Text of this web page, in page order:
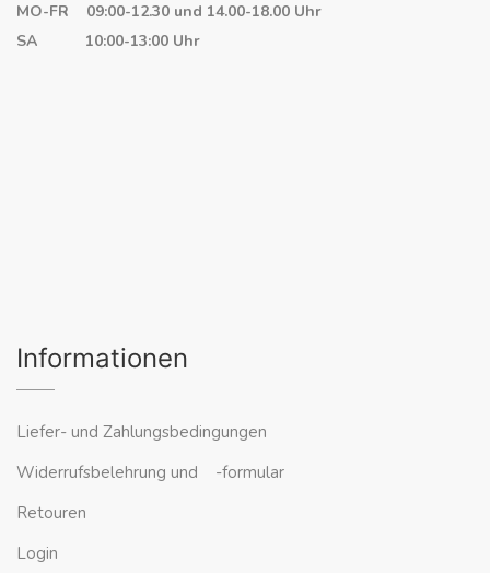
MO-FR 09:00-12.30 und 14.00-18.00 Uhr
SA 10:00-13:00 Uhr
Informationen
Liefer- und Zahlungsbedingungen
Widerrufsbelehrung und -formular
Retouren
Login